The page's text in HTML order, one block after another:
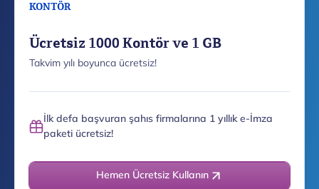
KONTÖR
Ücretsiz 1000 Kontör ve 1 GB
Takvim yılı boyunca ücretsiz!
İlk defa başvuran şahıs firmalarına 1 yıllık e-İmza
paketi ücretsiz!
Hemen Ücretsiz Kullanın